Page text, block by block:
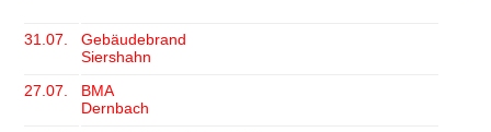
31.07.
Gebäudebrand
Siershahn
27.07.
BMA
Dernbach